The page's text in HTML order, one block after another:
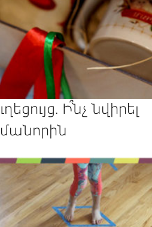
Ի՞նչ նվիրել